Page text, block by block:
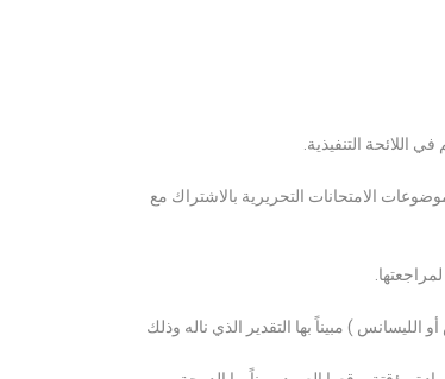
اللائحة التنفيذية.
الامتحانات التحريرية بالاشتراك مع
) مبيناً بها التقدير الذي ناله وذلك